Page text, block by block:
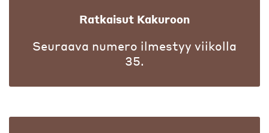
Ratkaisut Kakuroon
Seuraava numero ilmestyy viikolla
35.